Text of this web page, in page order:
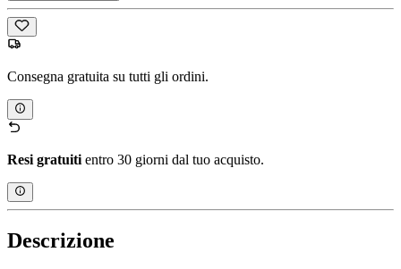
Consegna gratuita su tutti gli ordini.
Resi gratuiti entro 30 giorni dal tuo acquisto.
Descrizione